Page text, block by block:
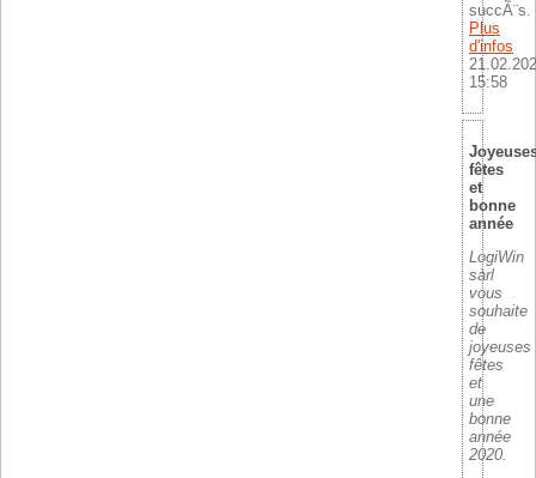
succÃ¨s.
Plus
d'infos
15:58
fêtes
et
bonne
année
LogiWin
sàrl
vous
souhaite
de
joyeuses
fêtes
et
une
bonne
année
2020.